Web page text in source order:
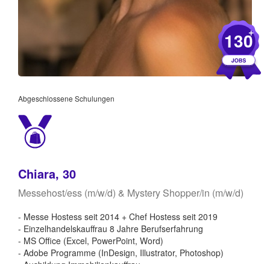
130
+
Abgeschlossene Schulungen
Chiara, 30
Messehost/ess (m/w/d) & Mystery Shopper/in (m/w/d)
- Messe Hostess seit 2014 + Chef Hostess seit 2019
- Einzelhandelskauffrau 8 Jahre Berufserfahrung
- MS Office (Excel, PowerPoint, Word)
- Adobe Programme (InDesign, Illustrator, Photoshop)